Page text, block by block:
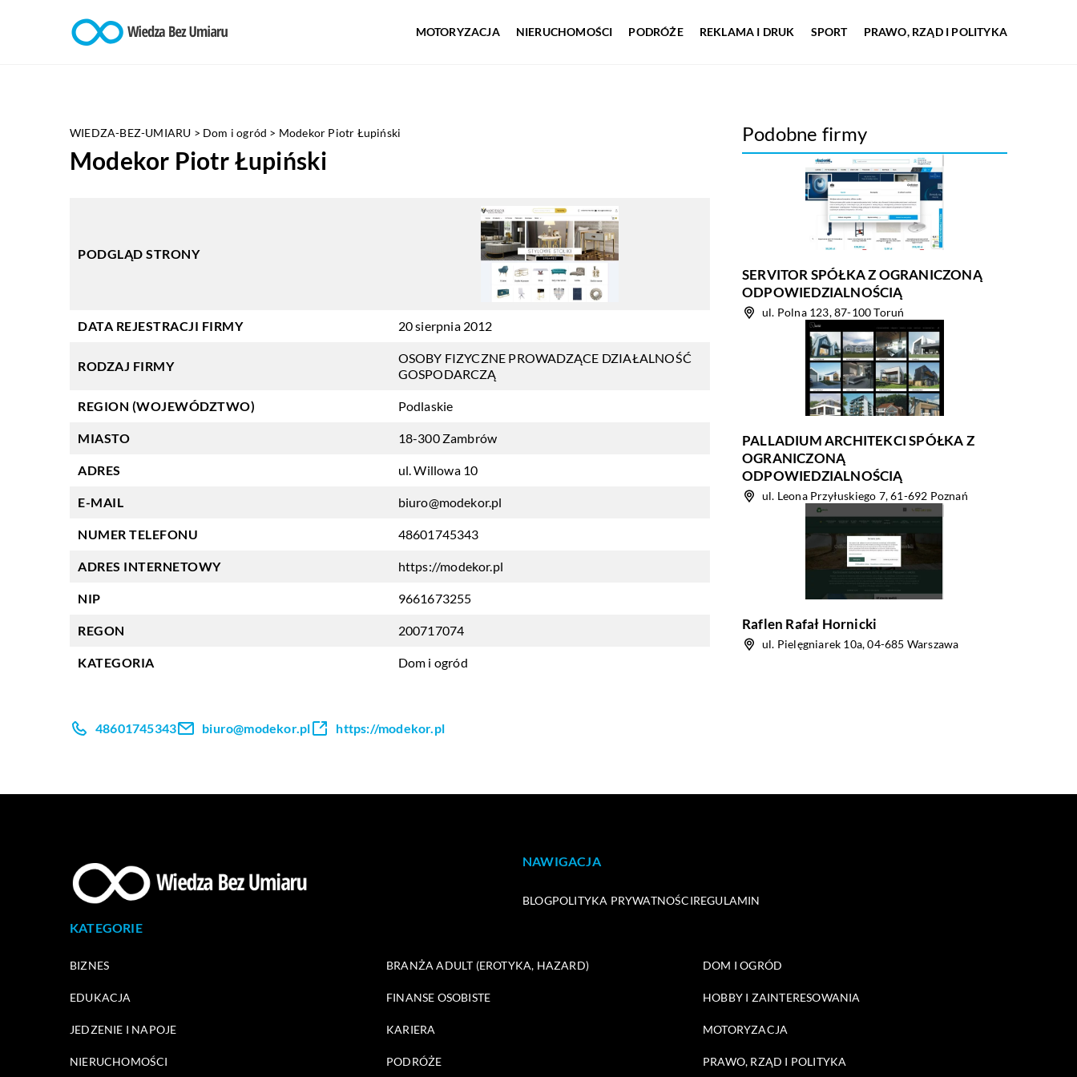
MOTORYZACJA NIERUCHOMOŚCI PODRÓŻE REKLAMA I DRUK SPORT PRAWO, RZĄD I POLITYKA
WIEDZA-BEZ-UMIARU > Dom i ogród > Modekor Piotr Łupiński
Modekor Piotr Łupiński
PODGLĄD STRONY
DATA REJESTRACJI FIRMY 20 sierpnia 2012
RODZAJ FIRMY
OSOBY FIZYCZNE PROWADZĄCE DZIAŁALNOŚĆ
GOSPODARCZĄ
REGION (WOJEWÓDZTWO) Podlaskie
MIASTO 18-300 Zambrów
ADRES ul. Willowa 10
E-MAIL biuro@modekor.pl
NUMER TELEFONU 48601745343
ADRES INTERNETOWY https://modekor.pl
NIP 9661673255
REGON 200717074
KATEGORIA Dom i ogród
Podobne firmy
SERVITOR SPÓŁKA Z OGRANICZONĄ
ODPOWIEDZIALNOŚCIĄ
ul. Polna 123, 87-100 Toruń
PALLADIUM ARCHITEKCI SPÓŁKA Z
OGRANICZONĄ
ODPOWIEDZIALNOŚCIĄ
ul. Leona Przyłuskiego 7, 61-692 Poznań
Raflen Rafał Hornicki
ul. Pielęgniarek 10a, 04-685 Warszawa
48601745343 biuro@modekor.pl https://modekor.pl
NAWIGACJA
BLOGPOLITYKA PRYWATNOŚCIREGULAMIN
KATEGORIE
BIZNES BRANŻA ADULT (EROTYKA, HAZARD) DOM I OGRÓD
EDUKACJA FINANSE OSOBISTE HOBBY I ZAINTERESOWANIA
JEDZENIE I NAPOJE KARIERA MOTORYZACJA
NIERUCHOMOŚCI PODRÓŻE PRAWO, RZĄD I POLITYKA